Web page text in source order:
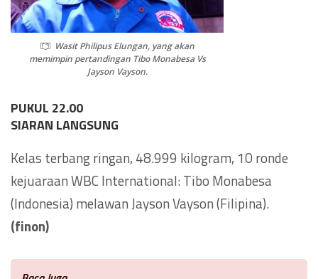
Wasit Philipus Elungan, yang akan
memimpin pertandingan Tibo Monabesa Vs
Jayson Vayson.
PUKUL 22.00
SIARAN LANGSUNG
Kelas terbang ringan, 48.999 kilogram, 10 ronde
kejuaraan WBC International: Tibo Monabesa
(Indonesia) melawan Jayson Vayson (Filipina).
(finon)